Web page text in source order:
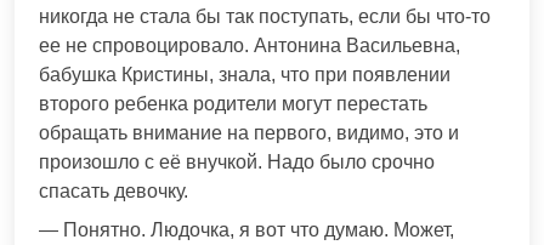
никогда не стала бы так поступать, если бы что-то
ее не спровоцировало. Антонина Васильевна,
бабушка Кристины, знала, что при появлении
второго ребенка родители могут перестать
обращать внимание на первого, видимо, это и
произошло с её внучкой. Надо было срочно
спасать девочку.
— Понятно. Людочка, я вот что думаю. Может,